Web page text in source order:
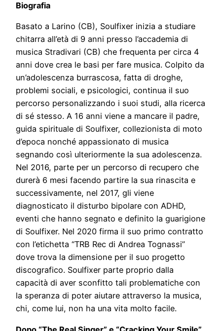
Biografia
Basato a Larino (CB), Soulfixer inizia a studiare
chitarra all’età di 9 anni presso l’accademia di
musica Stradivari (CB) che frequenta per circa 4
anni dove crea le basi per fare musica. Colpito da
un’adolescenza burrascosa, fatta di droghe,
problemi sociali, e psicologici, continua il suo
percorso personalizzando i suoi studi, alla ricerca
di sé stesso. A 16 anni viene a mancare il padre,
guida spirituale di Soulfixer, collezionista di moto
d’epoca nonché appassionato di musica
segnando così ulteriormente la sua adolescenza.
Nel 2016, parte per un percorso di recupero che
durerà 6 mesi facendo partire la sua rinascita e
successivamente, nel 2017, gli viene
diagnosticato il disturbo bipolare con ADHD,
eventi che hanno segnato e definito la guarigione
di Soulfixer. Nel 2020 firma il suo primo contratto
con l’etichetta “TRB Rec di Andrea Tognassi”
dove trova la dimensione per il suo progetto
discografico. Soulfixer parte proprio dalla
capacità di aver sconfitto tali problematiche con
la speranza di poter aiutare attraverso la musica,
chi, come lui, non ha una vita molto facile.